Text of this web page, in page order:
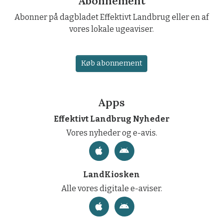
Abonner på dagbladet Effektivt Landbrug eller en af
vores lokale ugeaviser.
Køb abonnement
Apps
Effektivt Landbrug Nyheder
Vores nyheder og e-avis.
LandKiosken
Alle vores digitale e-aviser.